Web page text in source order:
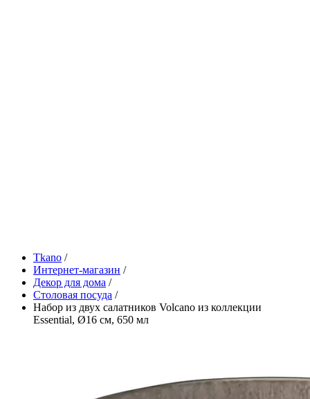
Tkano /
Интернет-магазин /
Декор для дома /
Столовая посуда /
Набор из двух салатников Volcano из коллекции
Essential, Ø16 см, 650 мл